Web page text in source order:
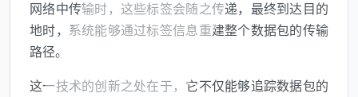
网络中传输时，这些标签会随之传递，最终到达目的
地时，系统能够通过标签信息重建整个数据包的传输
路径。
这一技术的创新之处在于，它不仅能够追踪数据包的